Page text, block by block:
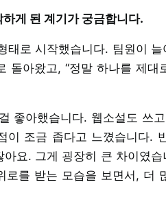
게 된 계기가 궁금합니다.
태로 시작했습니다. 팀원이
돌아왔고, “정말 하나를 제대
좋아했습니다. 웹소설도 쓰
이 조금 좁다고 느꼈습니다.
요. 그게 굉장히 큰 차이였
로를 받는 모습을 보면서, 더